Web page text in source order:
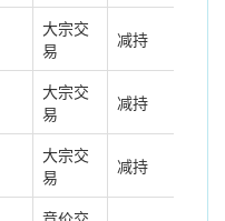
大宗交
易
减持
大宗交
易
减持
大宗交
易
减持